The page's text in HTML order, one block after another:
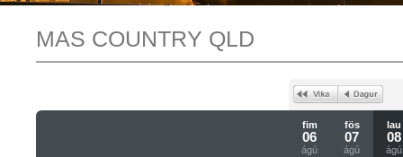
MAS COUNTRY QLD
fim
06
ágú
fös
07
ágú
lau
08
ágú